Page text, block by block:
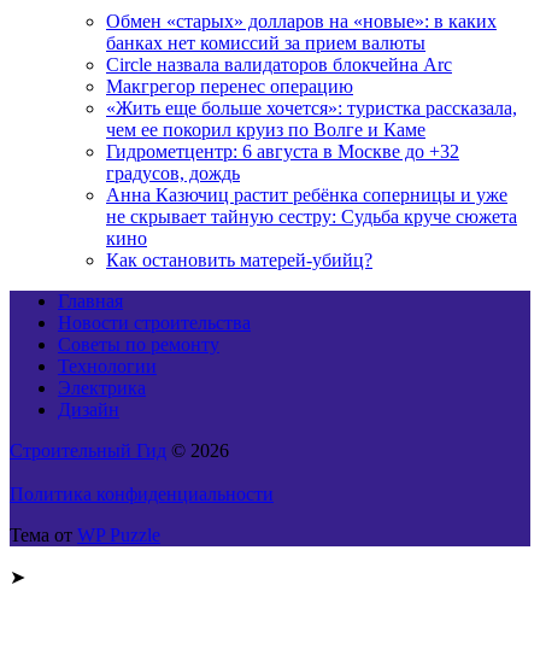
Обмен «старых» долларов на «новые»: в каких
банках нет комиссий за прием валюты
Circle назвала валидаторов блокчейна Arc
Макгрегор перенес операцию
«Жить еще больше хочется»: туристка рассказала,
чем ее покорил круиз по Волге и Каме
Гидрометцентр: 6 августа в Москве до +32
градусов, дождь
Анна Казючиц растит ребёнка соперницы и уже
не скрывает тайную сестру: Судьба круче сюжета
кино
Как остановить матерей-убийц?
Главная
Новости строительства
Советы по ремонту
Технологии
Электрика
Дизайн
Строительный Гид © 2026
Политика конфиденциальности
Тема от WP Puzzle
➤